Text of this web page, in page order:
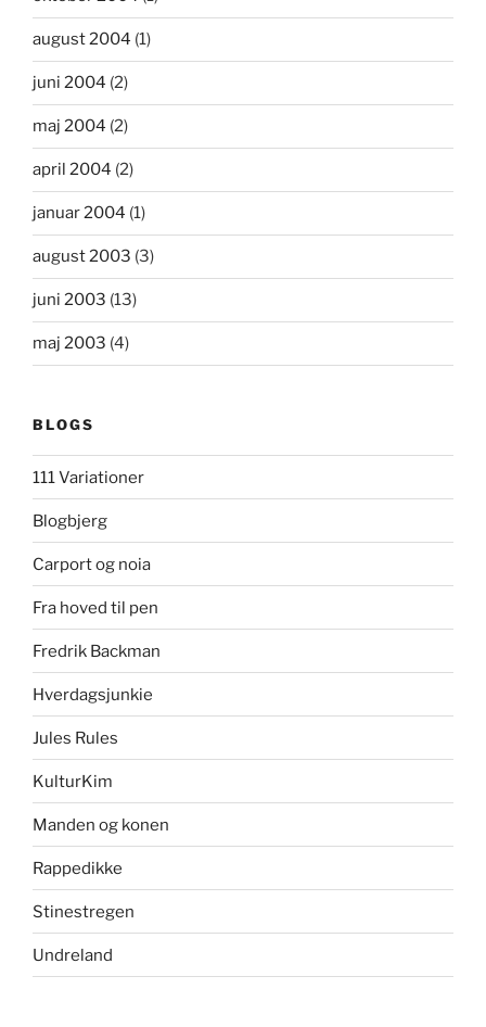
august 2004 (1)
juni 2004 (2)
maj 2004 (2)
april 2004 (2)
januar 2004 (1)
august 2003 (3)
juni 2003 (13)
maj 2003 (4)
BLOGS
111 Variationer
Blogbjerg
Carport og noia
Fra hoved til pen
Fredrik Backman
Hverdagsjunkie
Jules Rules
KulturKim
Manden og konen
Rappedikke
Stinestregen
Undreland